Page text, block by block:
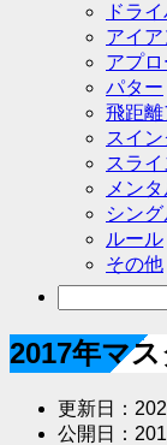
ドラ
アイア
アプロ
パター
飛距
スイ
スラ
メン
シン
ルール
その他
2017年マ
更新日：
公開日：